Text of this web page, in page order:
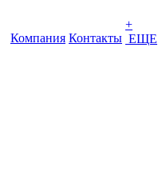
Компания Контакты
+
ЕЩЕ